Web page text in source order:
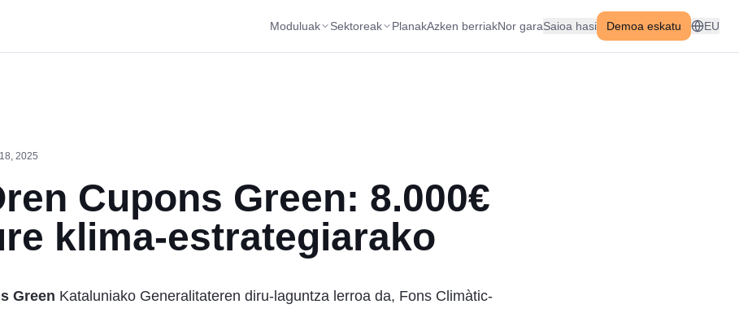
Moduluak Sektoreak PlanakAzken berriakNor garaSaioa hasi Demoa eskatu EU
2025
Cupons Green: 8.000€
klima-estrategiarako
Green Kataluniako Generalitateren diru-laguntza lerroa da, Fons Climàtic-